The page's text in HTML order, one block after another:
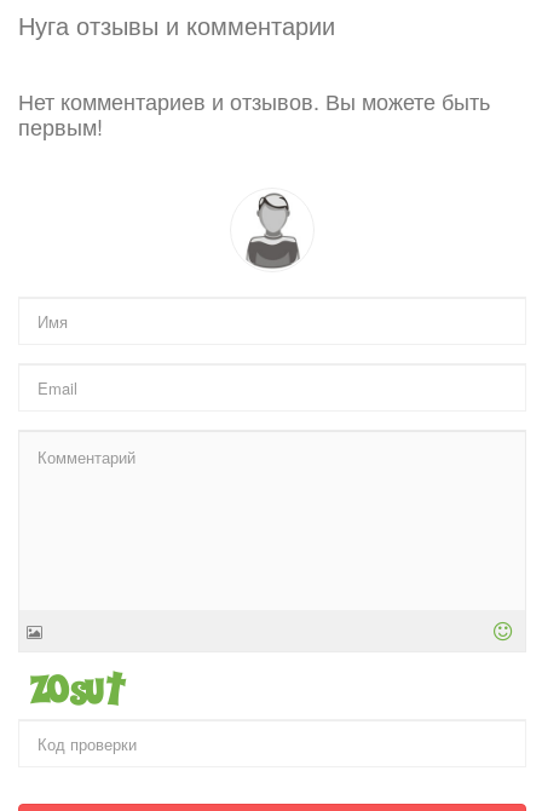
Нуга отзывы и комментарии
Нет комментариев и отзывов. Вы можете быть
первым!